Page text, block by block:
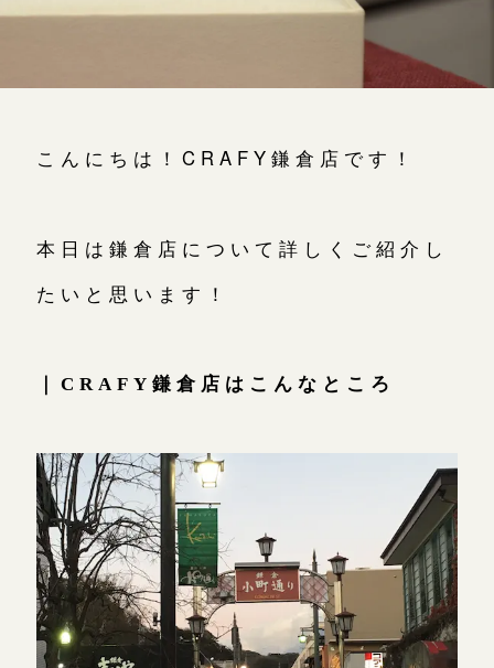
プライバシーポリシー
こんにちは！CRAFY鎌倉店です！
本日は鎌倉店について詳しくご紹介し
たいと思います！
｜CRAFY鎌倉店はこんなところ
軽井沢店 来店ご予約
京都店
広島店 来店ご予約
オーダーメイド